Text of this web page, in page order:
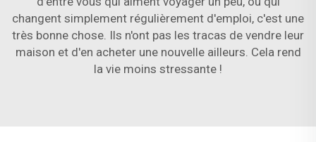
changent simplement régulièrement d'emploi, c'est une
très bonne chose. Ils n'ont pas les tracas de vendre leur
maison et d'en acheter une nouvelle ailleurs. Cela rend
la vie moins stressante !